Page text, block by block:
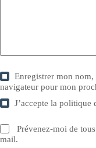
Enregistrer mon
navigateur pour mon
J’accepte lapolitique
Prévenez-moi de
mail.